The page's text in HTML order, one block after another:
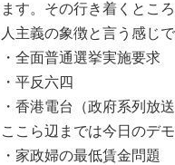
ます。その行き着くとこ
人主義の象徴と言う感じ
・全面普通選挙実施要求
・平反六四
・香港電台（政府系列放
ここら辺までは今日のデ
・家政婦の最低賃金問題